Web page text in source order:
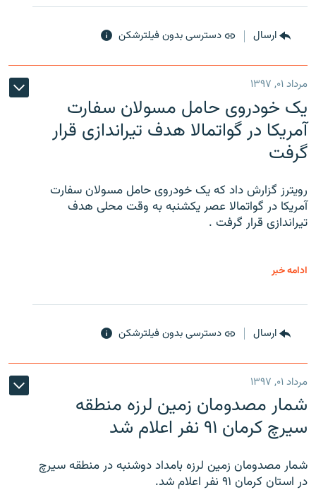
ارسال دسترسی بدون فیلترشکن
مرداد ۰۱, ۱۳۹۷
یک خودروی حامل مسولان سفارت
آمریکا در گواتمالا هدف تیراندازی قرار
گرفت
رویترز گزارش داد که یک خودروی حامل مسولان سفارت
آمریکا در گواتمالا عصر یکشنبه به وقت محلی هدف
تیراندازی قرار گرفت .
ادامه خبر
ارسال دسترسی بدون فیلترشکن
مرداد ۰۱, ۱۳۹۷
شمار مصدومان زمین لرزه منطقه
سیرچ کرمان ۹۱ نفر اعلام شد
شمار مصدومان زمین لرزه بامداد دوشنبه در منطقه سیرچ
در استان کرمان ۹۱ نفر اعلام شد.